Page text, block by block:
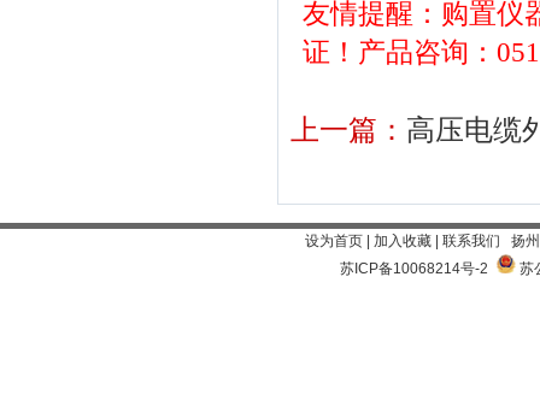
友情提醒：购置仪
证！产品咨询：
上一篇： 高压电缆
设为首页 | 加入收藏 | 联系我们 扬
苏ICP备10068214号-2
苏